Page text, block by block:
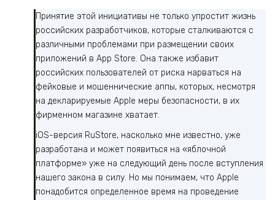
Принятие этой инициативы не только упростит жизнь
российских разработчиков, которые сталкиваются с
различными проблемами при размещении своих
приложений в App Store. Она также избавит
российских пользователей от риска нарваться на
фейковые и мошеннические аппы, которых, несмотря
на декларируемые Apple меры безопасности, в их
фирменном магазине хватает.
iOS-версия RuStore, насколько мне известно, уже
разработана и может появиться на «яблочной
платформе» уже на следующий день после вступления
нашего закона в силу. Но мы понимаем, что Apple
понадобится определенное время на проведение